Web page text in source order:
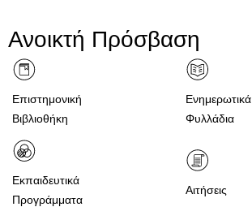
Ανοικτή Πρόσβαση
Επιστημονική
Βιβλιοθήκη
Ενημερωτικά
Φυλλάδια
Εκπαιδευτικά
Προγράμματα
Αιτήσεις